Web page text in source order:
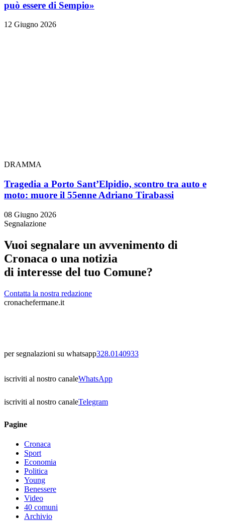
può essere di Sempio»
12 Giugno 2026
DRAMMA
Tragedia a Porto Sant’Elpidio, scontro tra auto e
moto: muore il 55enne Adriano Tirabassi
08 Giugno 2026
Segnalazione
Vuoi segnalare un avvenimento di
Cronaca o una notizia
di interesse del tuo Comune?
Contatta la nostra redazione
cronachefermane.it
per segnalazioni su whatsapp328.0140933
iscriviti al nostro canaleWhatsApp
iscriviti al nostro canaleTelegram
Pagine
Cronaca
Sport
Economia
Politica
Young
Benessere
Video
40 comuni
Archivio